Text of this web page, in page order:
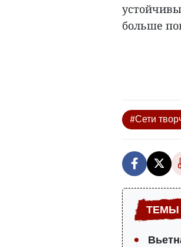
больше
#Сети